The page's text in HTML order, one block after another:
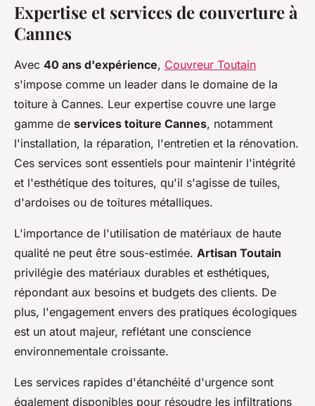
Expertise et services de couverture à
Cannes
Avec 40 ans d'expérience, Couvreur Toutain
s'impose comme un leader dans le domaine de la
toiture à Cannes. Leur expertise couvre une large
gamme de services toiture Cannes, notamment
l'installation, la réparation, l'entretien et la rénovation.
Ces services sont essentiels pour maintenir l'intégrité
et l'esthétique des toitures, qu'il s'agisse de tuiles,
d'ardoises ou de toitures métalliques.
L'importance de l'utilisation de matériaux de haute
qualité ne peut être sous-estimée. Artisan Toutain
privilégie des matériaux durables et esthétiques,
répondant aux besoins et budgets des clients. De
plus, l'engagement envers des pratiques écologiques
est un atout majeur, reflétant une conscience
environnementale croissante.
Les services rapides d'étanchéité d'urgence sont
également disponibles pour résoudre les infiltrations